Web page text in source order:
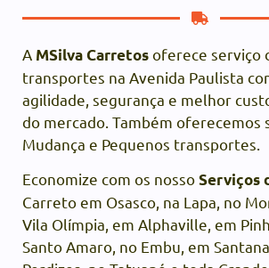
A MSilva Carretosoferece serviço
transportes na Avenida Paulista
agilidade, segurança e melhor
do mercado. Também oferecemos
Mudança e Pequenos transportes.
Economize com os nossoServiços
Carreto em Osasco, na Lapa, no
Vila Olímpia, em Alphaville, em
Santo Amaro, no Embu, em